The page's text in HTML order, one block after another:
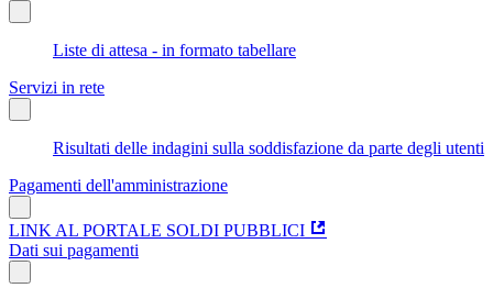
Liste di attesa - in formato tabellare
Servizi in rete
Risultati delle indagini sulla soddisfazione da parte degli utenti
Pagamenti dell'amministrazione
LINK AL PORTALE SOLDI PUBBLICI
Dati sui pagamenti